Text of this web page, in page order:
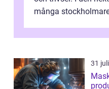
många
31